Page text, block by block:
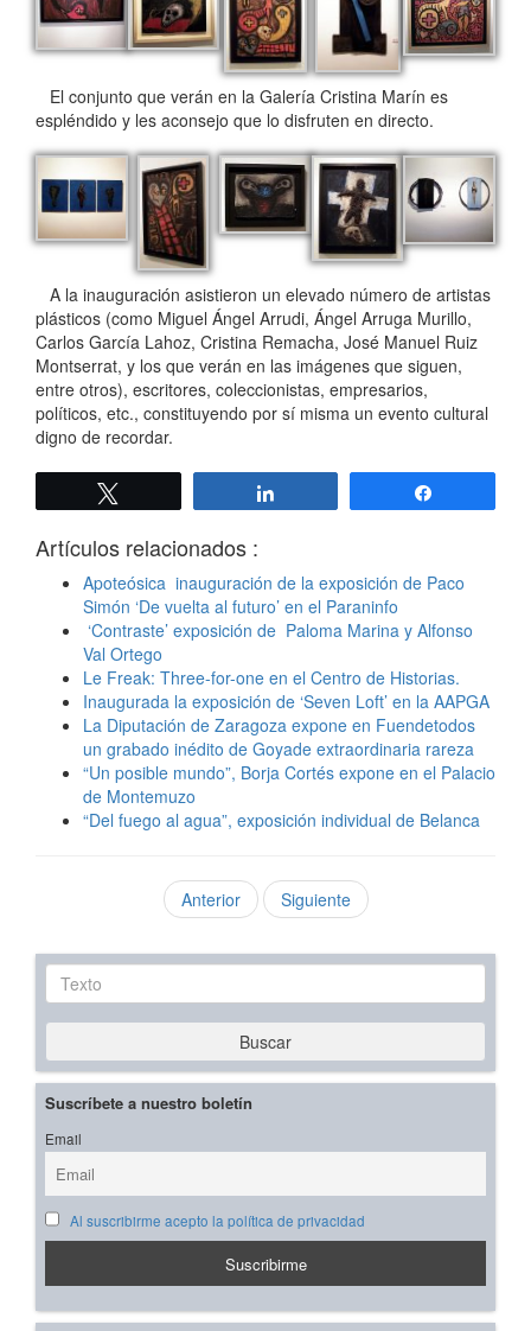
El conjunto que verán en la Galería Cristina Marín es
espléndido y les aconsejo que lo disfruten en directo.
A la inauguración asistieron un elevado número de artistas
plásticos (como Miguel Ángel Arrudi, Ángel Arruga Murillo,
Carlos García Lahoz, Cristina Remacha, José Manuel Ruiz
Montserrat, y los que verán en las imágenes que siguen,
entre otros), escritores, coleccionistas, empresarios,
políticos, etc., constituyendo por sí misma un evento cultural
digno de recordar.
Artículos relacionados :
Apoteósica inauguración de la exposición de Paco
Simón ‘De vuelta al futuro’ en el Paraninfo
‘Contraste’ exposición de Paloma Marina y Alfonso
Val Ortego
Le Freak: Three-for-one en el Centro de Historias.
Inaugurada la exposición de ‘Seven Loft’ en la AAPGA
La Diputación de Zaragoza expone en Fuendetodos
un grabado inédito de Goyade extraordinaria rareza
“Un posible mundo”, Borja Cortés expone en el Palacio
de Montemuzo
“Del fuego al agua”, exposición individual de Belanca
Anterior Siguiente
Texto
Buscar
Suscríbete a nuestro boletín
Email
Al suscribirme acepto la política de privacidad